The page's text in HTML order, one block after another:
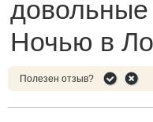
довольные
Ночью в
Полезен отзыв?